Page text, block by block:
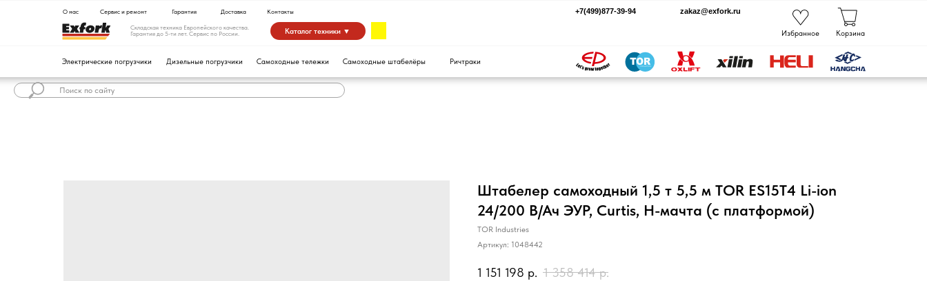
Каталог техники ▼
Складская техника Европейского качества.
Гарантия до 5-ти лет. Сервис по России.
О нас Сервис и ремонт Гарантия Контакты zakaz@exfork.ru
Штабелер самоходный 1,5 т 5,5 м TOR ES15T4 Li-ion
24/200 В/Ач ЭУР, Curtis, H-мачта (с платформой)
TOR Industries
Артикул: 1048442
1 151 198 р. 1 358 414 р.